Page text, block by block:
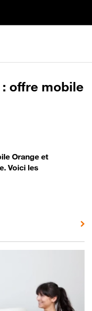
offre mobile
Orange et
Voici les